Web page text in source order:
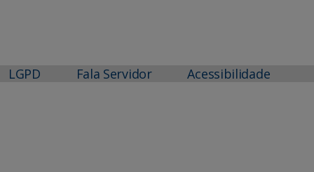
LGPD Fala Servidor Acessibilidade